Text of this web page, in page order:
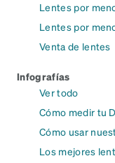
Lentes por
Lentes por
Venta de lentes
Infografías
Ver todo
Cómo medir tu
Cómo usar
Los mejores